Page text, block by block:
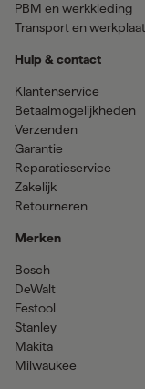
PBM en werkkleding
Transport en
Hulp & contact
Klantenservice
Betaalmogelijkheden
Verzenden
Garantie
Reparatieservice
Zakelijk
Retourneren
Merken
Bosch
DeWalt
Festool
Stanley
Makita
Milwaukee